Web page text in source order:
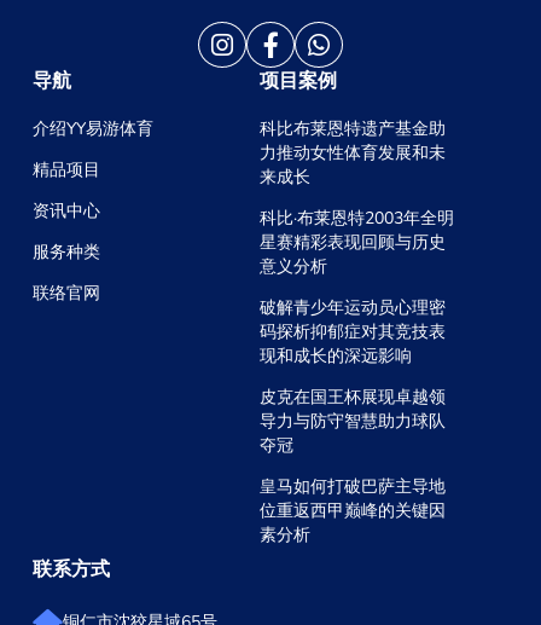
导航
介绍YY易游体育
精品项目
资讯中心
服务种类
联络官网
项目案例
科比布莱恩特遗产基金助
力推动女性体育发展和未
来成长
科比·布莱恩特2003年全明
星赛精彩表现回顾与历史
意义分析
破解青少年运动员心理密
码探析抑郁症对其竞技表
现和成长的深远影响
皮克在国王杯展现卓越领
导力与防守智慧助力球队
夺冠
皇马如何打破巴萨主导地
位重返西甲巅峰的关键因
素分析
联系方式